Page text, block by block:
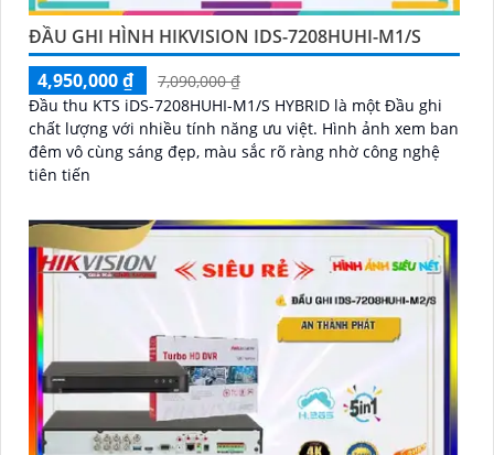
ĐẦU GHI HÌNH HIKVISION IDS-7208HUHI-M1/S
4,950,000 ₫
7,090,000 ₫
Đầu thu KTS iDS-7208HUHI-M1/S HYBRID là một Đầu ghi
chất lượng với nhiều tính năng ưu việt. Hình ảnh xem ban
đêm vô cùng sáng đẹp, màu sắc rõ ràng nhờ công nghệ
tiên tiến